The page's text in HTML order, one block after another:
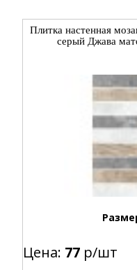
Плитка настенная
серый Джава
Цена: 77р/шт